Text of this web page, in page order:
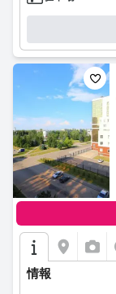
情報